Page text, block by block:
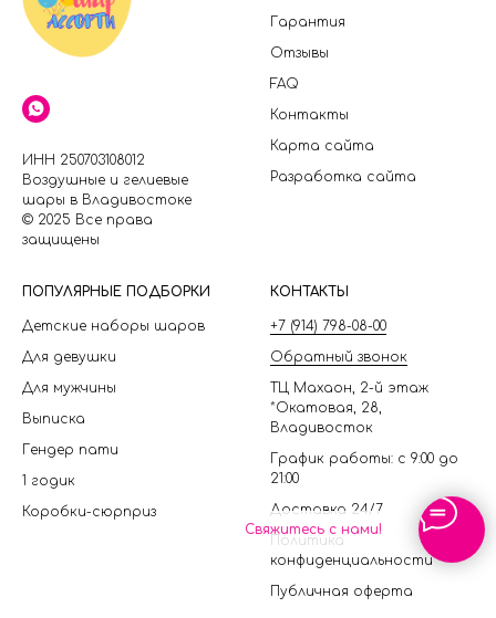
Свяжитесь с нами!
ИНН 250703108012
Воздушные и гелиевые
шары в Владивостоке
© 2025 Все права
защищены
Гарантия
Отзывы
FAQ
Контакты
Карта сайта
Разработка сайта
ПОПУЛЯРНЫЕ ПОДБОРКИ
Детские наборы шаров
Для девушки
Для мужчины
Выписка
Гендер пати
1 годик
Коробки-сюрприз
КОНТАКТЫ
+7 (914) 798-08-00
Обратный звонок
ТЦ Махаон, 2-й этаж
*Окатовая, 28,
Владивосток
График работы: с 9:00 до
21:00
Доставка 24/7
Политика
конфиденциальности
Публичная оферта